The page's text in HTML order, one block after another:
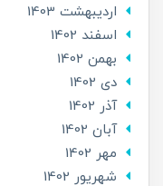
ارديبهشت 1403
اسفند 1402
بهمن 1402
دی 1402
آذر 1402
آبان 1402
مهر 1402
شهریور 1402